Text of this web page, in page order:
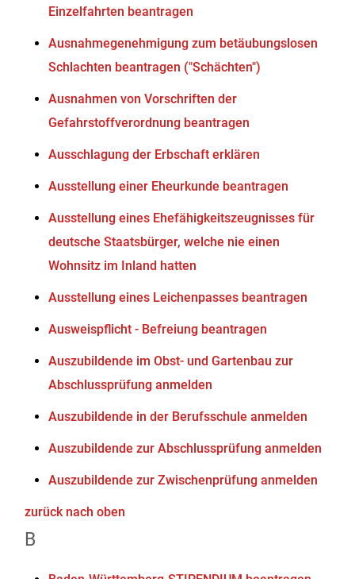
Einzelfahrten beantragen
Ausnahmegenehmigung zum betäubungslosen
Schlachten beantragen ("Schächten")
Ausnahmen von Vorschriften der
Gefahrstoffverordnung beantragen
Ausschlagung der Erbschaft erklären
Ausstellung einer Eheurkunde beantragen
Ausstellung eines Ehefähigkeitszeugnisses für
deutsche Staatsbürger, welche nie einen
Wohnsitz im Inland hatten
Ausstellung eines Leichenpasses beantragen
Ausweispflicht - Befreiung beantragen
Auszubildende im Obst- und Gartenbau zur
Abschlussprüfung anmelden
Auszubildende in der Berufsschule anmelden
Auszubildende zur Abschlussprüfung anmelden
Auszubildende zur Zwischenprüfung anmelden
zurück nach oben
B